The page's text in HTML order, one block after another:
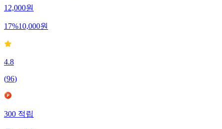
12,000원
17%10,000원
4.8
(96)
300적립